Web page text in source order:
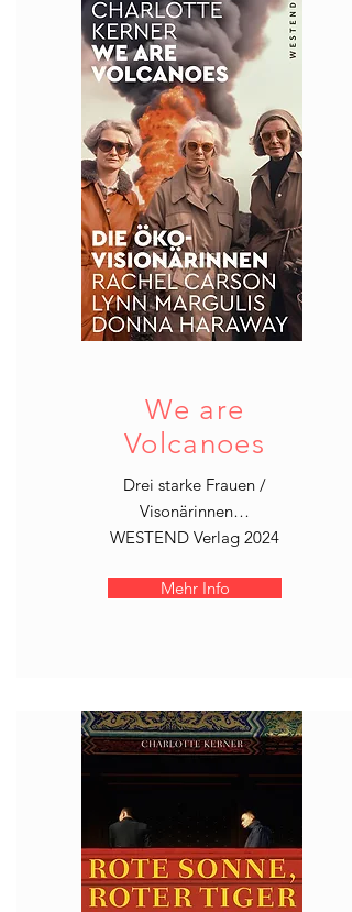
We are
Volcanoes
Drei starke Frauen /
Visonärinnen…
WESTEND Verlag 2024
Mehr Info